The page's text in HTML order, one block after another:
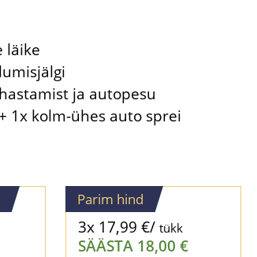
Parim hind
3x 17,99 €/ tükk
SÄÄSTA 18,00 €
läike
ja autopesu
1x kolm-ühes auto sprei